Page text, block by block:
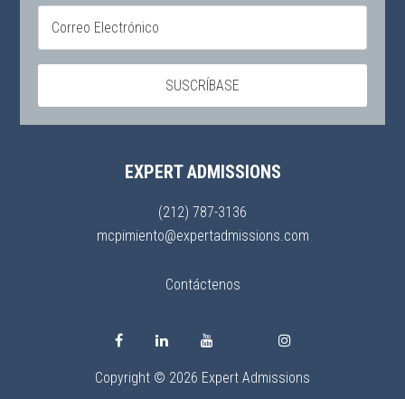
EXPERT ADMISSIONS
(212) 787-3136
mcpimiento@expertadmissions.com
Contáctenos
Copyright © 2026 Expert Admissions